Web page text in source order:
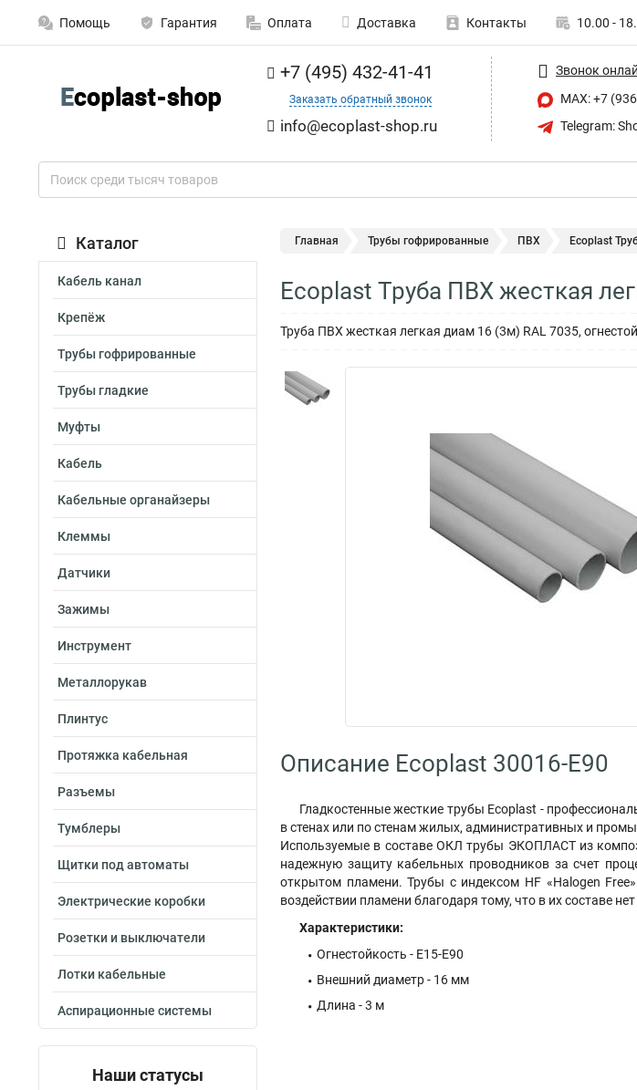
Помощь Гарантия Оплата Доставка Контакты 10.00 -
+7 (495) 432-41-41
Заказать обратный звонок
info@ecoplast-shop.ru
Звонок
MAX: +7
Telegram:
Каталог
Кабель канал
Крепёж
Трубы гофрированные
Трубы гладкие
Муфты
Кабель
Кабельные органайзеры
Клеммы
Датчики
Зажимы
Инструмент
Металлорукав
Плинтус
Протяжка кабельная
Разъемы
Тумблеры
Щитки под автоматы
Электрические коробки
Розетки и выключатели
Лотки кабельные
Аспирационные системы
Наши статусы
Главная Трубы гофрированные ПВХ Ecoplast
Ecoplast Труба ПВХ жесткая
Труба ПВХ жесткая легкая диам 16 (3м) RAL 7035,
Описание Ecoplast 30016-E90
Гладкостенные жесткие трубы Ecoplast -
в стенах или по стенам жилых, административных и
Используемые в составе ОКЛ трубы ЭКОПЛАСТ из
надежную защиту кабельных проводников за счет
открытом пламени. Трубы с индексом HF «Halogen
воздействии пламени благодаря тому, что в их составе
Характеристики:
Огнестойкость - E15-E90
Внешний диаметр - 16 мм
Длина - 3 м